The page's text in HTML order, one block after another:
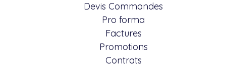
Devis Commandes
Pro forma
Factures
Promotions
Contrats